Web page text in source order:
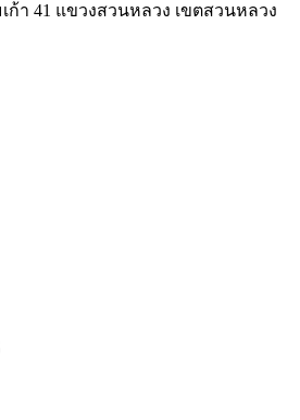
ก้า 41 แขวงสวนหลวง เขตสวนหลวง